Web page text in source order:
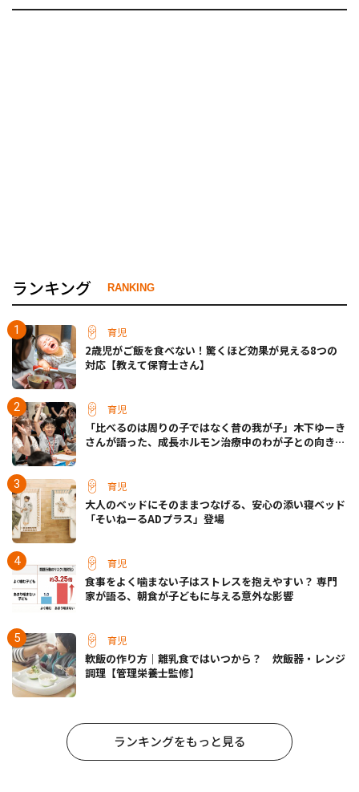
ランキング RANKING
育児
2歳児がご飯を食べない！驚くほど効果が見える8つの
対応【教えて保育士さん】
育児
「比べるのは周りの子ではなく昔の我が子」木下ゆーき
さんが語った、成長ホルモン治療中のわが子との向き合
育児
大人のベッドにそのままつなげる、安心の添い寝ベッド
「そいねーるADプラス」登場
育児
食事をよく噛まない子はストレスを抱えやすい？ 専門
家が語る、朝食が子どもに与える意外な影響
育児
軟飯の作り方｜離乳食ではいつから？ 炊飯器・レンジ
調理【管理栄養士監修】
ランキングをもっと見る